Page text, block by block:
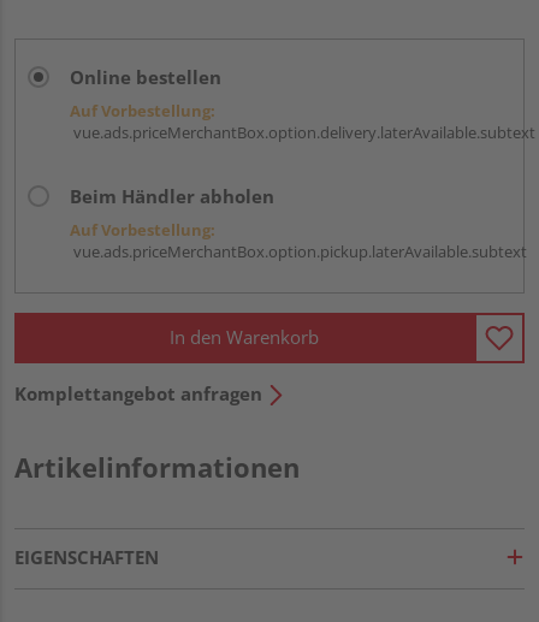
Online bestellen
Auf Vorbestellung:
vue.ads.priceMerchantBox.option.delivery.laterAvailable.subtext
Beim Händler abholen
Auf Vorbestellung:
vue.ads.priceMerchantBox.option.pickup.laterAvailable.subtext
In den Warenkorb
Komplettangebot anfragen
Artikelinformationen
EIGENSCHAFTEN